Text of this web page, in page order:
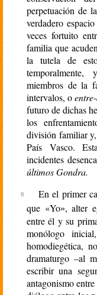
perpetuación de
verdadero
veces fortuito
familia que
la tutela de
miembros de la
intervalos, o
futuro de dichas
los
división familiar
País Vasco.
incidentes
últimos Gondra.
En el primer
que «Yo», alter
entre él y su
monólogo
homodiegética,
dramaturgo –al
escribir una
antagonismo